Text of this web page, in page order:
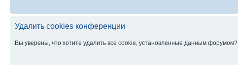
Удалить cookies конференции
Вы уверены, что хотите удалить все cookie, установленные данным форумом?